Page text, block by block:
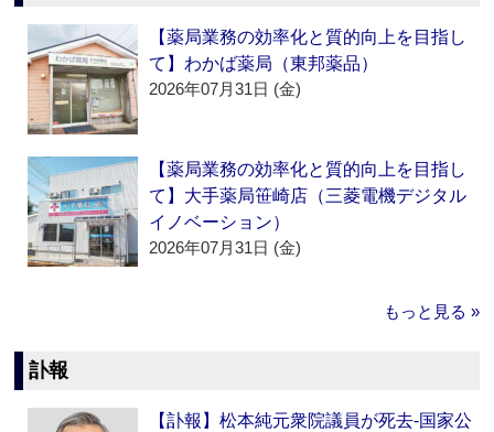
【薬局業務の効率化と質的向上を目指し
て】わかば薬局（東邦薬品）
2026年07月31日 (金)
【薬局業務の効率化と質的向上を目指し
て】大手薬局笹崎店（三菱電機デジタル
イノベーション）
2026年07月31日 (金)
もっと見る »
訃報
【訃報】松本純元衆院議員が死去‐国家公